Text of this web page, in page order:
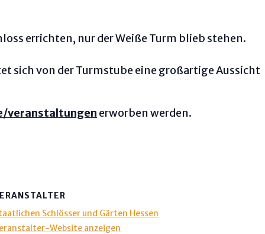
errichten, nur der Weiße Turm blieb stehen.
sich von der Turmstube eine großartige Aussicht
veranstaltungen erworben werden.
Schlösser und Gärten Hessen
Website anzeigen